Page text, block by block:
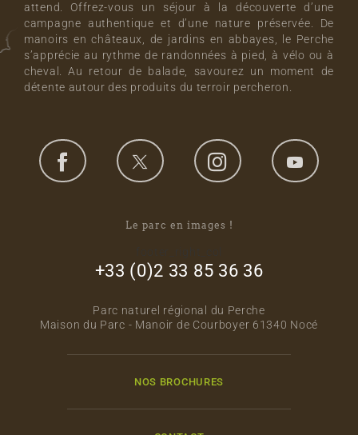
attend. Offrez-vous un séjour à la découverte d’une
campagne authentique et d’une nature préservée. De
manoirs en châteaux, de jardins en abbayes, le Perche
s’apprécie au rythme de randonnées à pied, à vélo ou à
cheval. Au retour de balade, savourez un moment de
détente autour des produits du terroir percheron.
Le parc en images !
+33 (0)2 33 85 36 36
Parc naturel régional du Perche
Maison du Parc - Manoir de Courboyer 61340 Nocé
NOS BROCHURES